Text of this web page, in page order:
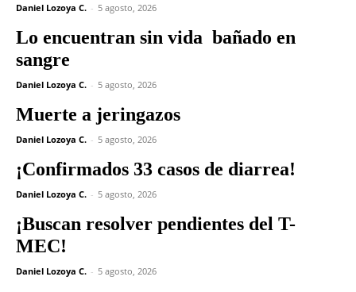
Daniel Lozoya C. - 5 agosto, 2026
Lo encuentran sin vida bañado en
sangre
Daniel Lozoya C. - 5 agosto, 2026
Muerte a jeringazos
Daniel Lozoya C. - 5 agosto, 2026
¡Confirmados 33 casos de diarrea!
Daniel Lozoya C. - 5 agosto, 2026
¡Buscan resolver pendientes del T-
MEC!
Daniel Lozoya C. - 5 agosto, 2026